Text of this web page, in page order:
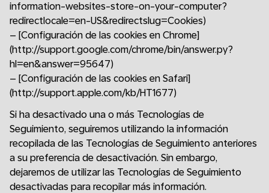
information-websites-store-on-your-computer?
redirectlocale=en-US&redirectslug=Cookies)
– [Configuración de las cookies en Chrome]
(http://support.google.com/chrome/bin/answer.py?
hl=en&answer=95647)
– [Configuración de las cookies en Safari]
(http://support.apple.com/kb/HT1677)
Si ha desactivado una o más Tecnologías de
Seguimiento, seguiremos utilizando la información
recopilada de las Tecnologías de Seguimiento anteriores
a su preferencia de desactivación. Sin embargo,
dejaremos de utilizar las Tecnologías de Seguimiento
desactivadas para recopilar más información.